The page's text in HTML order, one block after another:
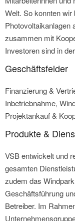
Welt. So konnten wir
Photovoltaikanlagen
zusammen mit
Investoren sind in
Geschäftsfelder
Finanzierung &
Inbetriebnahme,
Projektankauf &
Produkte &
VSB entwickelt und
gesamten
zudem das
Geschäftsführung
Betreiber. Im